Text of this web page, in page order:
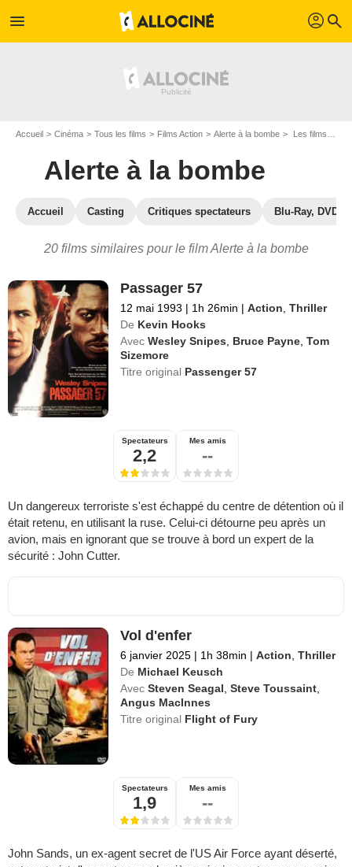
menu profil search
Accueil Cinéma Tous les films Films Action Alerte à la bombe Les films similaires à "Alerte à la bombe"
Alerte à la bombe
Accueil Casting Critiques spectateurs Blu-Ray, DVD
20 films similaires pour le film Alerte à la bombe
Passager 57
12 mai 1993 | 1h 26min | Action ,Thriller
De Kevin Hooks
Avec Wesley Snipes Bruce Payne ,Tom
Sizemore
Titre original Passenger 57
Spectateurs
2,2
Mes amis
--
Un dangereux terroriste s'est échappé du centre de détention où il
était retenu, en utilisant la ruse. Celui-ci détourne peu après un
avion, mais en ignorant que se trouve à bord un expert de la
sécurité : John Cutter.
Vol d'enfer
6 janvier 2025 | 1h 38min | Action ,Thriller
De Michael Keusch
Avec Steven Seagal ,Steve Toussaint
Angus MacInnes
Titre original Flight of Fury
Spectateurs
1,9
Mes amis
--
John Sands, un ex-agent secret de l'US Air Force ayant déserté,